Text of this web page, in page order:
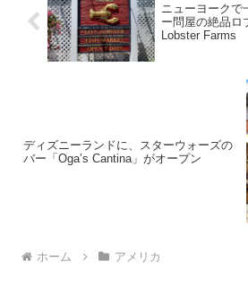
ニューヨークで
ー問屋の絶品ロ
Lobster Farms
ディズニーランドに、スターウォーズの
バー「Oga’s Cantina」がオープン
ホーム アメリカ